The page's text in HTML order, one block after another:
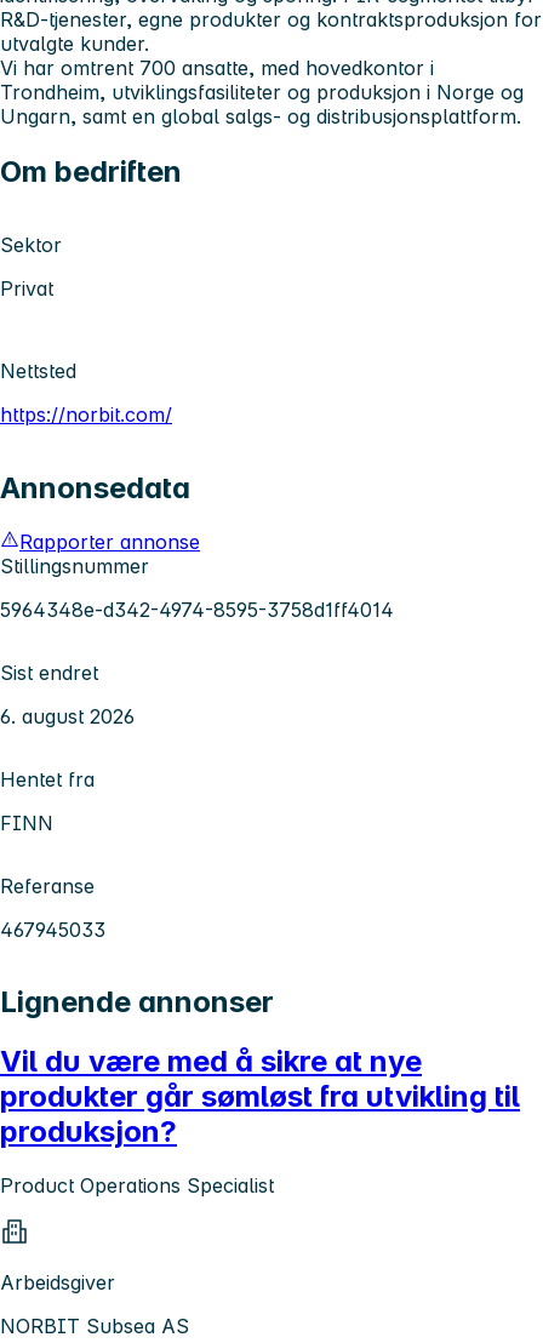
R&D-tjenester, egne produkter og kontraktsproduksjon for
utvalgte kunder.
Vi har omtrent 700 ansatte, med hovedkontor i
Trondheim, utviklingsfasiliteter og produksjon i Norge og
Ungarn, samt en global salgs- og distribusjonsplattform.
Om bedriften
Sektor
Privat
Nettsted
https://norbit.com/
Annonsedata
Rapporter annonse
Stillingsnummer
5964348e-d342-4974-8595-3758d1ff4014
Sist endret
6. august 2026
Hentet fra
FINN
Referanse
467945033
Lignende annonser
Vil du være med å sikre at nye
produkter går sømløst fra utvikling til
produksjon?
Product Operations Specialist
Arbeidsgiver
NORBIT Subsea AS